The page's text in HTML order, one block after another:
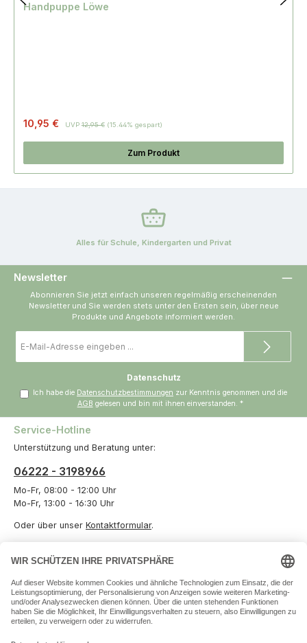
Handpuppe Löwe
10,95 € UVP
Regulärer Preis:
12,95 € (15.44% gespart)
Zum Produkt
Alles für Schule, Kindergarten und Privat
Newsletter
Abonnieren Sie jetzt einfach unseren regelmäßig erscheinenden
Newsletter und Sie werden stets unter den Ersten sein, über neue
Produkte und Angebote informiert werden.
Mail-
Datenschutz
Ich habe die Datenschutzbestimmungen
zur Kenntnis genommen und die
AGB gelesen und bin mit ihnen einverstanden. *
Service-Hotline
Unterstützung und Beratung unter:
06222 - 3198966
Mo-Fr, 08:00 - 12:00 Uhr
Mo-Fr, 13:00 - 16:30 Uhr
Oder über unser Kontaktformular.
Vertrag widerrufen
Informationen
Unternehmen